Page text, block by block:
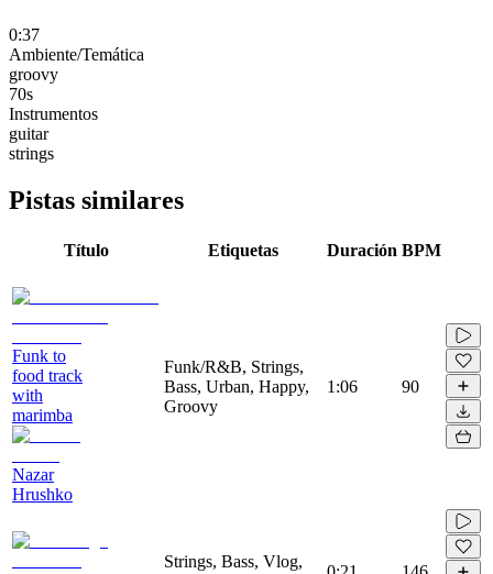
0:37
Ambiente/Temática
groovy
70s
Instrumentos
guitar
strings
Pistas similares
Título Etiquetas Duración BPM
Funk to
food track
with
marimba
Nazar
Hrushko
Funk/R&B, Strings,
Bass, Urban, Happy,
Groovy
1:06 90
Strings, Bass, Vlog,